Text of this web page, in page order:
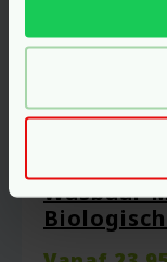
Wasbaar